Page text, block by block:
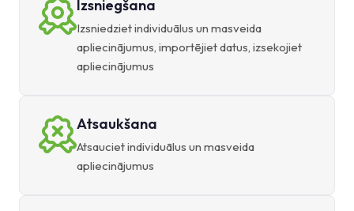
Izsniegšana
Izsniedziet individuālus un masveida
apliecinājumus, importējiet datus, izsekojiet
apliecinājumus
Atsaukšana
Atsauciet individuālus un masveida
apliecinājumus